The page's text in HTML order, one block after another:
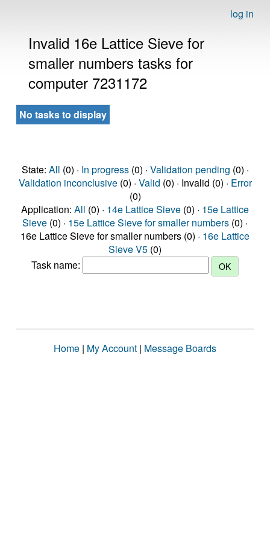
log in
Invalid 16e Lattice Sieve for
smaller numbers tasks for
computer 7231172
No tasks to display
State: All (0) · In progress(0) · Validation pending (0) ·
Validation inconclusive(0) · Valid (0) · Invalid (0) · Error
(0)
Application: All (0) · 14e Lattice Sieve (0) · 15e Lattice
Sieve (0) · 15e Lattice Sieve for smaller numbers (0) ·
16e Lattice Sieve for smaller numbers (0) · 16e Lattice
Sieve V5 (0)
Task name:
Home | My Account | Message Boards